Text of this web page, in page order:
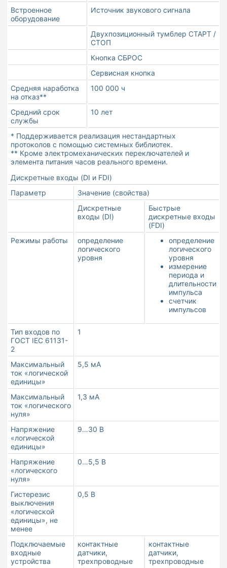
Встроенное
оборудование
Источник звукового сигнала
Двухпозиционный тумблер СТАРТ /
СТОП
Кнопка СБРОС
Сервисная кнопка
Средняя наработка
на отказ**
100 000 ч
Средний срок
службы
10 лет
* Поддерживается реализация нестандартных
протоколов с помощью системных библиотек.
** Кроме электромеханических переключателей и
элемента питания часов реального времени.
Дискретные входы (DI и FDI)
Параметр
Значение (свойства)
Дискретные
входы (DI)
Быстрые
дискретные входы
(FDI)
Режимы работы
определение
логического
уровня
определение
логического
уровня
измерение
периода и
длительности
импульса
счетчик
импульсов
Тип входов по
ГОСТ IEC 61131-
2
1
Максимальный
ток «логической
единицы»
5,5 мА
Максимальный
ток «логического
нуля»
1,3 мА
Напряжение
«логической
единицы»
9…30 В
Напряжение
«логического
нуля»
0…5,5 В
Гистерезис
выключения
«логической
единицы», не
менее
0,5 В
Подключаемые
входные
устройства
контактные
датчики,
трехпроводные
контактные
датчики,
трехпроводные